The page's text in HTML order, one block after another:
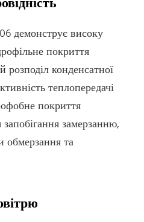
демонструє високу
покриття
розподіл конденсатної
теплопередачі
покриття
замерзанню,
обмерзання та